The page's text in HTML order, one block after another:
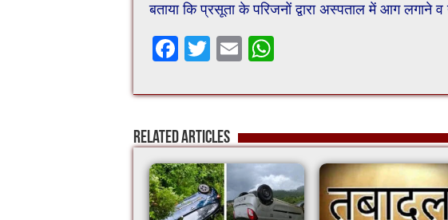
बताया कि प्रसूता के परिजनों द्वारा अस्पताल में आग लगाने
F
e
b
o
o
k
T
tt
er
E
ai
l
at
sA
p
p
Related Articles